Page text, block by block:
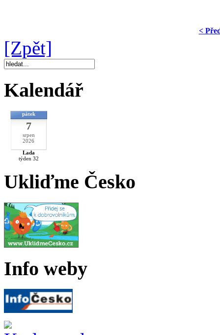
<
[Zpět]
Kalendář
pátek
7
srpen
2026
Lada
týden 32
Ukliďme Česko
Info weby